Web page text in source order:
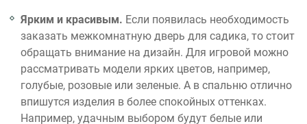
Ярким и красивым. Если появилась необходимость
заказать межкомнатную дверь для садика, то стоит
обращать внимание на дизайн. Для игровой можно
рассматривать модели ярких цветов, например,
голубые, розовые или зеленые. А в спальню отлично
впишутся изделия в более спокойных оттенках.
Например, удачным выбором будут белые или